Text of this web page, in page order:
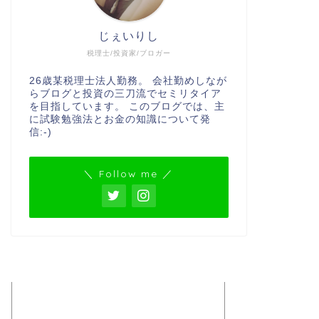
税理士/投資家/ブロガー
じぇいりし
26歳某税理士法人勤務。 会社勤めしなが
らブログと投資の三刀流でセミリタイア
を目指しています。 このブログでは、主
に試験勉強法とお金の知識について発
信:-)
＼ Follow me ／